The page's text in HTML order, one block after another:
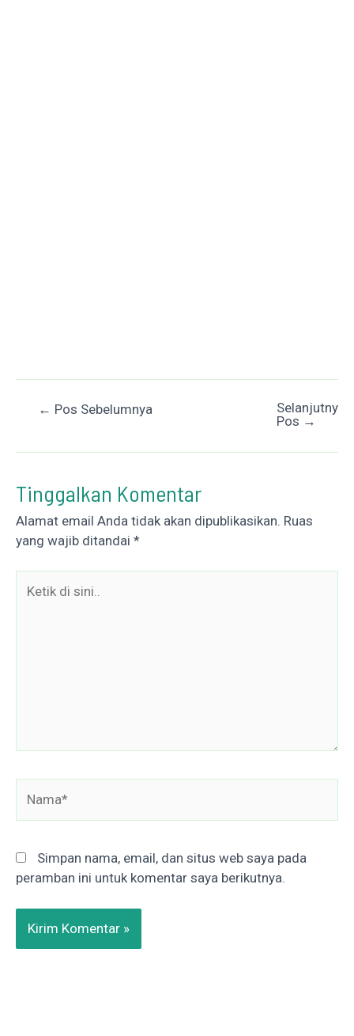
Post← Pos Sebelumnya
Selanjutnya
Pos →
Tinggalkan Komentar
Alamat email Anda tidak akan dipublikasikan. Ruas
yang wajib ditandai *
Simpan nama, email, dan situs web saya pada
peramban ini untuk komentar saya berikutnya.